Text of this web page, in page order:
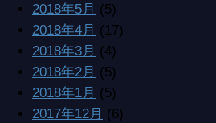
2018年5月 (5)
2018年4月 (17)
2018年3月 (4)
2018年2月 (5)
2018年1月 (5)
2017年12月 (6)